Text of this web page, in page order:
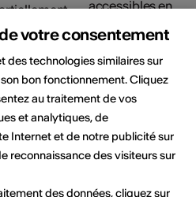
accessibles en
sur l'accessibilité
Les Halles
de création et d’accueil
arts de la scène
ancien Sierre 13
Sierre
votre consentement
des technologies similaires sur
bon fonctionnement. Cliquez
au traitement de vos
et analytiques, de
Internet et de notre publicité sur
reconnaissance des visiteurs sur
des données, cliquez sur